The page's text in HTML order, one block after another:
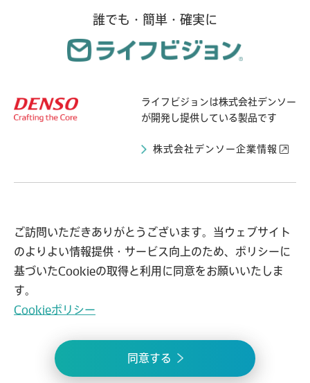
誰でも・簡単・確実に
ライフビジョンは株式会社デンソー
が開発し提供している製品です
株式会社デンソー企業情報
ライフビジョンとは 導入自治体の声
事例紹介 お知らせ
プライバシーポリシー 情報セキュリティ方針
© 2021 lifevision.
ご訪問いただきありがとうございます。当ウェブサイト
のよりよい情報提供・サービス向上のため、ポリシーに
基づいたCookieの取得と利用に同意をお願いいたしま
す。
Cookieポリシー
同意する